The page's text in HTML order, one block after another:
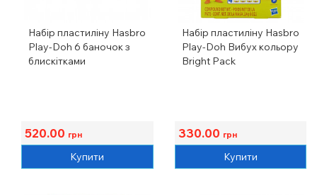
Набір пластиліну Hasbro
Play-Doh 6 баночок з
блискітками
520.00 грн
Купити
Набір пластиліну Hasbro
Play-Doh Вибух кольору
Bright Pack
330.00 грн
Купити